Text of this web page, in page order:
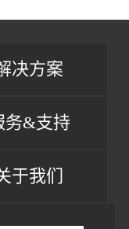
决方案
务&支持
于我们